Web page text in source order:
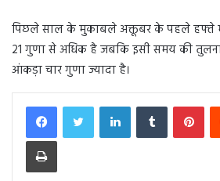
पिछले साल के मुकाबले अक्तूबर के पहले हफ्ते
21 गुणा से अधिक है जबकि इसी समय की
आंकड़ा चार गुणा ज्यादा है।
LinkedInTumblr
Print